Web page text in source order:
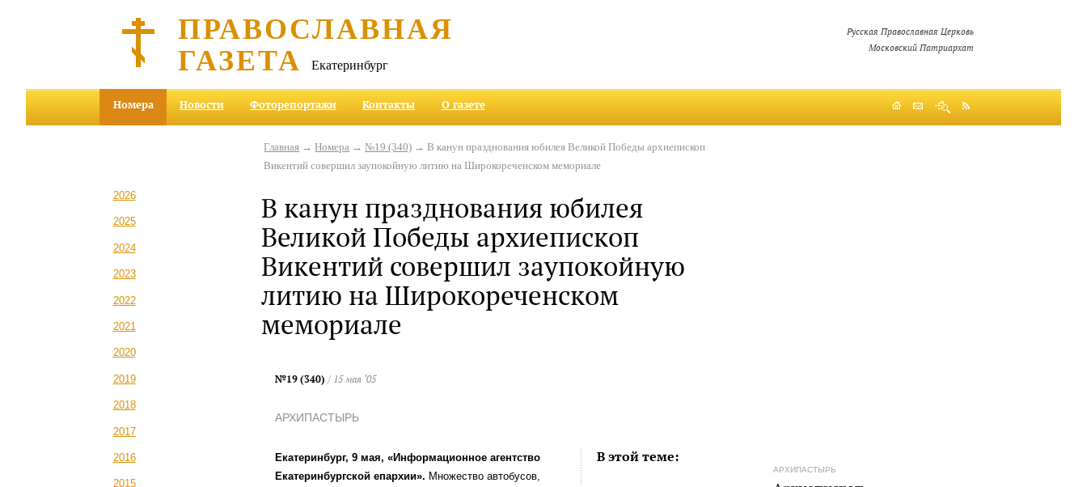
ПРАВОСЛАВНАЯ
ГАЗЕТА Екатеринбург
Русская Православная Церковь
Московский Патриархат
Номера Новости Фоторепортажи Контакты О газете
2026
2025
2024
2023
2022
2021
2020
2019
2018
2017
2016
2015
Главная →Номера →№19 (340) → В канун празднования юбилея Великой Победы архиепископ
Викентий совершил заупокойную литию на Широкореченском мемориале
В канун празднования юбилея
Великой Победы архиепископ
Викентий совершил заупокойную
литию на Широкореченском
мемориале
№19 (340) / 15 мая ‘05
АРХИПАСТЫРЬ
В этой теме:
Екатеринбург, 9 мая, «Информационное агентство
Екатеринбургской епархии». Множество автобусов,
АРХИПАСТЫРЬ